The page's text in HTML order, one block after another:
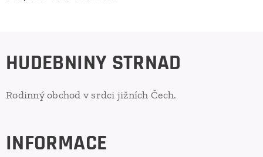
HUDEBNINY STRNAD
Rodinný obchod v srdci jižních Čech.
INFORMACE